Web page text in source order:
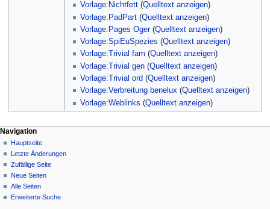
Vorlage:Nichtfett (Quelltext anzeigen)
Vorlage:PadPart (Quelltext anzeigen)
Vorlage:Pages Oger(Quelltext anzeigen)
Vorlage:SpiEuSpezies (Quelltext anzeigen)
Vorlage:Trivial fam (Quelltext anzeigen)
Vorlage:Trivial gen (Quelltext anzeigen)
Vorlage:Trivial ord (Quelltext anzeigen)
Vorlage:Verbreitung benelux (Quelltext anzeigen)
Vorlage:Weblinks (Quelltext anzeigen)
Navigation
Hauptseite
Letzte Änderungen
Zufällige Seite
Neue Seiten
Alle Seiten
Erweiterte Suche